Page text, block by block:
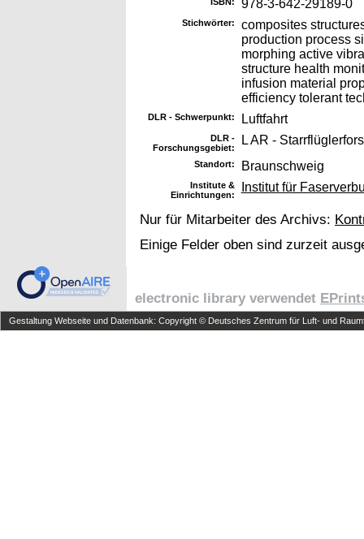
978-3-642-29189-0
Stichwörter:
composites
production process
morphing active
structure health
infusion material
efficiency tolerant
DLR - Schwerpunkt: Luftfahrt
DLR -
Forschungsgebiet:
L AR -
Standort: Braunschweig
Institute &
Einrichtungen:
Institut für
Nur für Mitarbeiter des Archivs:
Einige Felder oben sind zurzeit
electronic library verwendet
Gestaltung Webseite und Datenbank: Copyright © Deutsches Zentrum für Luft- und